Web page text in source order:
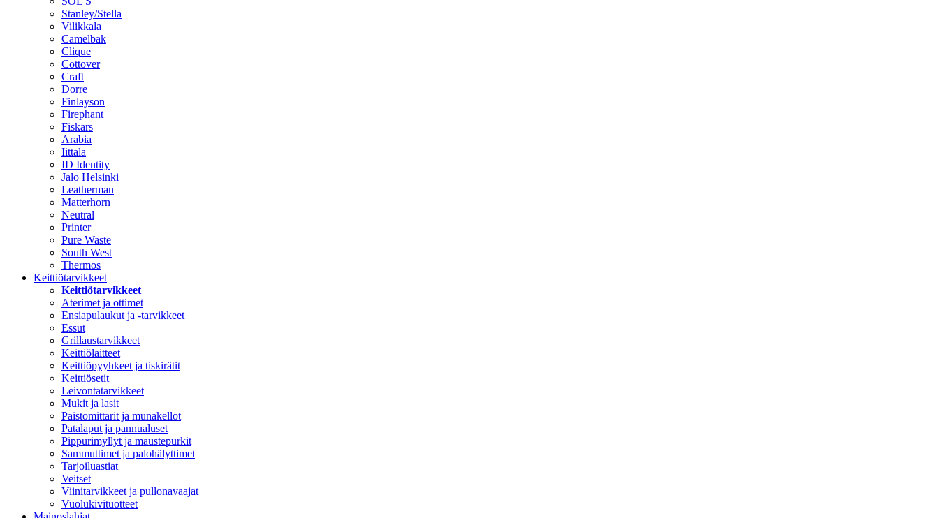
Stanley/Stella
Vilikkala
Camelbak
Clique
Cottover
Craft
Dorre
Finlayson
Firephant
Fiskars
Arabia
Iittala
ID Identity
Jalo Helsinki
Leatherman
Matterhorn
Neutral
Printer
Pure Waste
South West
Thermos
Keittiötarvikkeet
Keittiötarvikkeet
Aterimet ja ottimet
Ensiapulaukut ja -tarvikkeet
Essut
Grillaustarvikkeet
Keittiölaitteet
Keittiöpyyhkeet ja tiskirätit
Keittiösetit
Leivontatarvikkeet
Mukit ja lasit
Paistomittarit ja munakellot
Patalaput ja pannualuset
Pippurimyllyt ja maustepurkit
Sammuttimet ja palohälyttimet
Tarjoiluastiat
Veitset
Viinitarvikkeet ja pullonavaajat
Vuolukivituotteet